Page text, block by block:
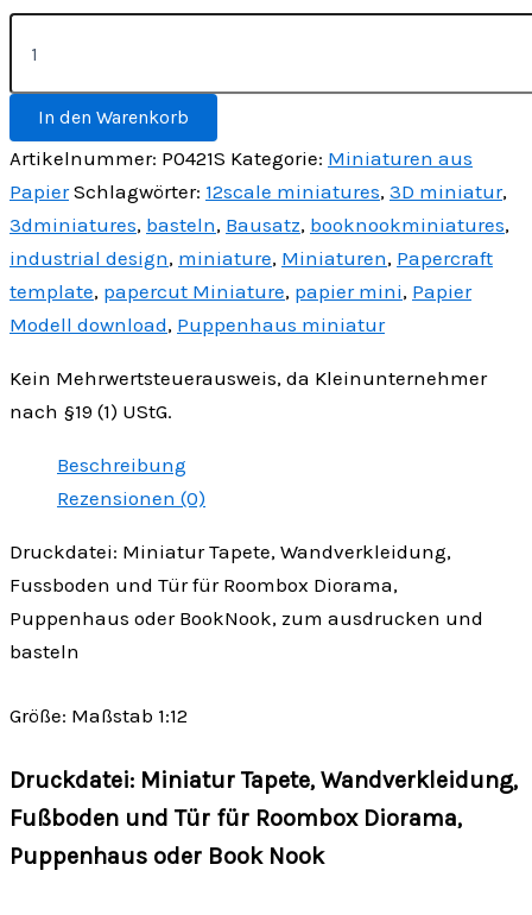
Roombox
Design
im
Maßstab
1:12
zum
Drucken
Basteln
Menge
In den Warenkorb
Artikelnummer: P0421S Kategorie: Miniaturen aus
Papier Schlagwörter: 12scale miniatures, 3D miniatur,
3dminiatures, basteln, Bausatz, booknookminiatures,
industrial design, miniature, Miniaturen, Papercraft
template, papercut Miniature, papier mini, Papier
Modell download, Puppenhaus miniatur
Kein Mehrwertsteuerausweis, da Kleinunternehmer
nach §19 (1) UStG.
Beschreibung
Rezensionen (0)
Druckdatei: Miniatur Tapete, Wandverkleidung,
Fussboden und Tür für Roombox Diorama,
Puppenhaus oder BookNook, zum ausdrucken und
basteln
Größe: Maßstab 1:12
Druckdatei: Miniatur Tapete, Wandverkleidung,
Fußboden und Tür für Roombox Diorama,
Puppenhaus oder Book Nook